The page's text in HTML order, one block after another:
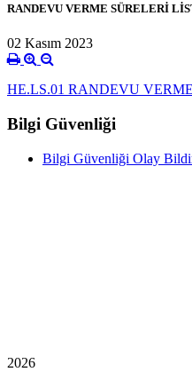
RANDEVU VERME SÜRELERİ
02 Kasım 2023
HE.LS.01 RANDEVU
Bilgi Güvenliği
Bilgi Güvenliği Olay
2026